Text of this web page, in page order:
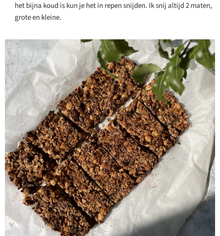
het bijna koud is kun je het in repen snijden. Ik snij altijd 2 maten,
grote en kleine.